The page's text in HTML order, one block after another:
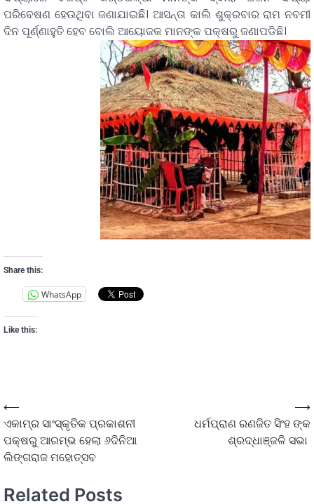
ପରିବେଷଣ ହେଉଥିବା ଜଣାଯାଇଛି। ଆସନ୍ତା କାଲି ଶୁକ୍ରବାର ରାମ ନବମୀ
ଦିନ ପୂର୍ଣ୍ଣାହୁତି ହେବ ବୋଲି ଆୟୋଜକ ମାନଙ୍କ ପକ୍ଷରୁ ଜଣାପଡିଛି।
Share this:
WhatsApp
Like this:
⟵
ଏକାମ୍ର ସାଂସ୍କୃତିକ ପ୍ରକାଶନୀ
ପକ୍ଷରୁ ଆରମ୍ଭ ହେଲା ୬ଦିନିଆ
ଲିଙ୍ଗରାଜ ମହୋତ୍ସବ
ଧର୍ମପ୍ରାଣ ରଣଜିତ ସିଂହ ଙ୍କ
ଶ୍ରଦ୍ଧାଞ୍ଜଳି ସଭା
⟶
Related Posts